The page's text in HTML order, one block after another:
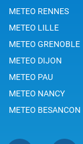
METEO RENNES
METEO LILLE
METEO GRENOBLE
METEO DIJON
METEO PAU
METEO NANCY
METEO BESANCON